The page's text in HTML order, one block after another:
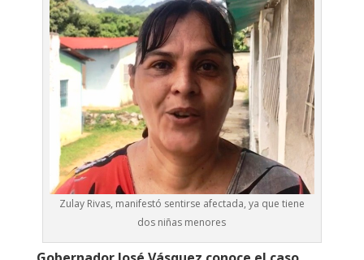
Zulay Rivas, manifestó sentirse afectada, ya que tiene
dos niñas menores